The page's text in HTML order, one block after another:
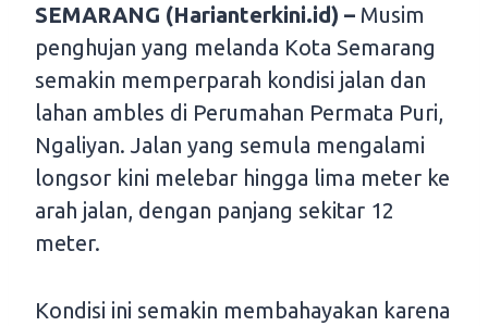
SEMARANG (Harianterkini.id) – Musim
penghujan yang melanda Kota Semarang
semakin memperparah kondisi jalan dan
lahan ambles di Perumahan Permata Puri,
Ngaliyan. Jalan yang semula mengalami
longsor kini melebar hingga lima meter ke
arah jalan, dengan panjang sekitar 12
meter.
Kondisi ini semakin membahayakan karena